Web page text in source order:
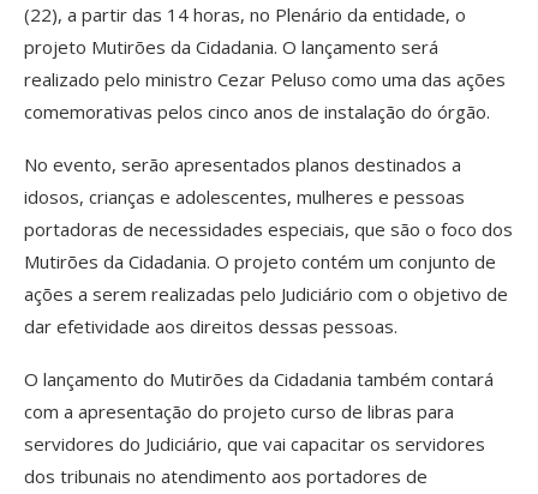
(22), a partir das 14 horas, no Plenário da entidade, o
projeto Mutirões da Cidadania. O lançamento será
realizado pelo ministro Cezar Peluso como uma das ações
comemorativas pelos cinco anos de instalação do órgão.
No evento, serão apresentados planos destinados a
idosos, crianças e adolescentes, mulheres e pessoas
portadoras de necessidades especiais, que são o foco dos
Mutirões da Cidadania. O projeto contém um conjunto de
ações a serem realizadas pelo Judiciário com o objetivo de
dar efetividade aos direitos dessas pessoas.
O lançamento do Mutirões da Cidadania também contará
com a apresentação do projeto curso de libras para
servidores do Judiciário, que vai capacitar os servidores
dos tribunais no atendimento aos portadores de